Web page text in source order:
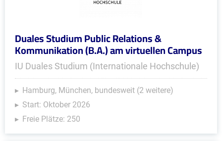
Duales Studium Public Relations &
Kommunikation (B.A.) am virtuellen Campus
IU Duales Studium (Internationale Hochschule)
Hamburg, München, bundesweit (2 weitere)
Start: Oktober 2026
Freie Plätze: 250